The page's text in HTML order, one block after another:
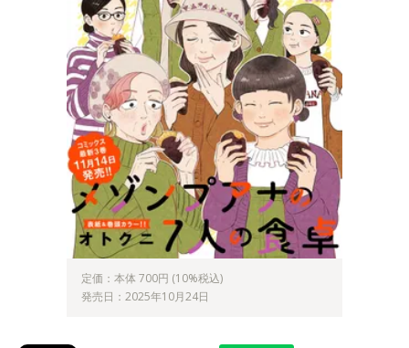
定価：本体 700円 (10%税込)
発売日：2025年10月24日